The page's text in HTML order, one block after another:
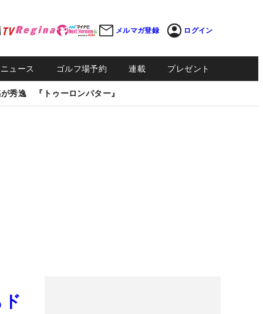
メルマガ登録 ログイン
ュース ゴルフ場予約 連載 プレゼント
秀逸 『トゥーロンパター』